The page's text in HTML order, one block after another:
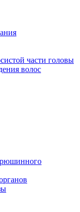
части головы
волос